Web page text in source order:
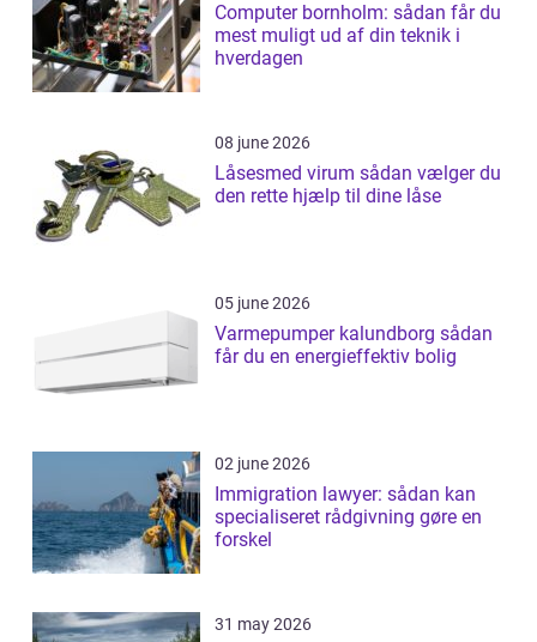
Computer bornholm: sådan får du
mest muligt ud af din teknik i
hverdagen
08 june 2026
Låsesmed virum sådan vælger du
den rette hjælp til dine låse
05 june 2026
Varmepumper kalundborg sådan
får du en energieffektiv bolig
02 june 2026
Immigration lawyer: sådan kan
specialiseret rådgivning gøre en
forskel
31 may 2026